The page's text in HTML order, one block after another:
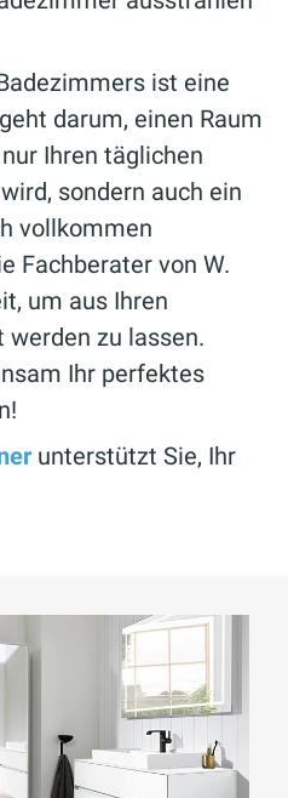
ist eine
darum, einen Raum
Ihren täglichen
sondern auch ein
vollkommen
Fachberater von W.
um aus Ihren
zu lassen.
Ihr perfektes
unterstützt Sie, Ihr